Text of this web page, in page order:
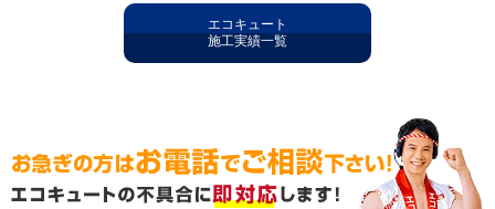
エコキュート
施工実績一覧